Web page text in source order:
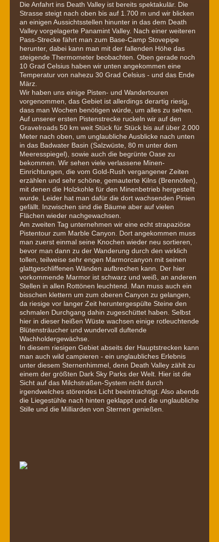
Die Anfahrt ins Death Valley ist bereits spektakulär. Die
Strasse steigt nach oben bis auf 1.700 m und wir blicken
an einigen Aussichtsstellen hinunter in das dem Death
Valley vorgelagerte Panamint Valley. Nach einer weiteren
Pass-Strecke fährt man zum Base-Camp Stovepipe
herunter, dabei kann man mit der fallenden Höhe das
steigende Thermometer beobachten. Oben gerade noch
10 Grad Celsius haben wir unten angekommen eine
Temperatur von nahezu 30 Grad Celsius - und das Ende
März.
Wir haben uns einige Pisten- und Wandertouren
vorgenommen, das Gebiet ist allerdings derartig riesig,
dass man Wochen benötigen würde, um alles zu sehen.
Auf unserer ersten Pistenstrecke ruckeln wir auf den
Gravelroads 50 km weit Stück für Stück bis auf über 2.000
Meter nach oben, um unglaubliche Ausblicke nach unten
in das Badwater Basin (Salzwüste, 80 m unter dem
Meeresspiegel), sowie auch die begrünte Oase zu
bekommen. Wir sehen viele verlassene Minen-
Einrichtungen, die vom Gold-Rush vergangener Zeiten
erzählen und sehr schöne, gemauterte Kilns (Brennöfen),
mit denen die Holzkohle für den Minenbetrieb hergestellt
wurde. Leider hat man dafür die dort wachsenden Pinien
gefällt. Inzwischen sind die Bäume aber auf vielen
Flächen wieder nachgewachsen.
Am zweiten Tag unternehmen wir eine echt strapaziöse
Pistentour zum Marble Canyon. Dort angekommen muss
man zuerst einmal seine Knochen wieder neu sortieren,
bevor man dann zu der Wanderung durch den wirklich
tollen, teilweise sehr engen Marmorcanyon mit seinen
glattgeschliffenen Wänden aufbrechen kann. Der hier
vorkommende Marmor ist schwarz und weiß, an anderen
Stellen in allen Rottönen leuchtend. Man muss auch ein
bisschen klettern um zum oberen Canyon zu gelangen,
da riesige vor langer Zeit heruntergespülte Steine den
schmalen Durchgang dahin zugeschüttet haben. Selbst
hier in dieser heißen Wüste wachsen einige rotleuchtende
Blütensträucher und wundervoll duftende
Wachholdergewächse.
In diesem riesigen Gebiet abseits der Hauptstrecken kann
man auch wild campieren - ein unglaubliches Erlebnis
unter diesem Sternenhimmel, denn Death Valley zählt zu
einem der größten Dark Sky Parks der Welt. Hier ist die
Sicht auf das Milchstraßen-System nicht durch
irgendwelches störendes Licht beeinträchtigt. Also abends
die Liegestühle nach hinten geklappt und die unglaubliche
Stille und die Milliarden von Sternen genießen.